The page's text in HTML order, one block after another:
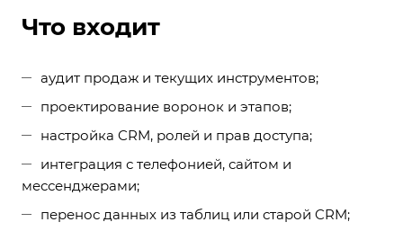
Что входит
аудит продаж и текущих инструментов;
проектирование воронок и этапов;
настройка CRM, ролей и прав доступа;
интеграция с телефонией, сайтом и
мессенджерами;
перенос данных из таблиц или старой CRM;